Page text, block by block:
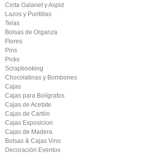
Cinta Galanet y Aspid
Lazos y Puntillas
Telas
Bolsas de Organza
Flores
Pins
Picks
Scrapbooking
Chocolatinas y Bombones
Cajas
Cajas para Bolígrafos
Cajas de Acetate
Cajas de Cartón
Cajas Exposicion
Cajas de Madera
Bolsas & Cajas Vino
Decoración Eventos